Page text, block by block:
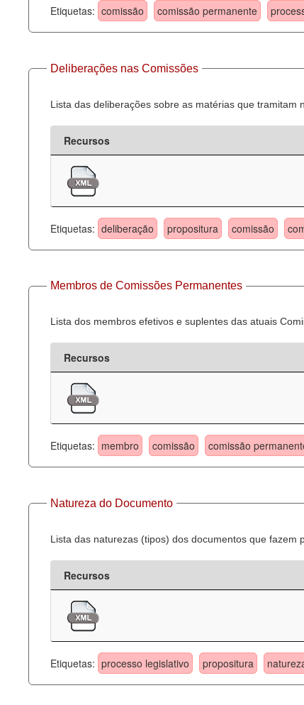
Etiquetas: comissão comissão permanente
Deliberações nas Comissões
Lista das deliberações sobre as matérias que tramitam
Recursos
Etiquetas: deliberação propositura comissão
Membros de Comissões Permanentes
Lista dos membros efetivos e suplentes das atuais
Recursos
Etiquetas: membro comissão comissão
Natureza do Documento
Lista das naturezas (tipos) dos documentos que fazem
Recursos
Etiquetas: processo legislativo propositura